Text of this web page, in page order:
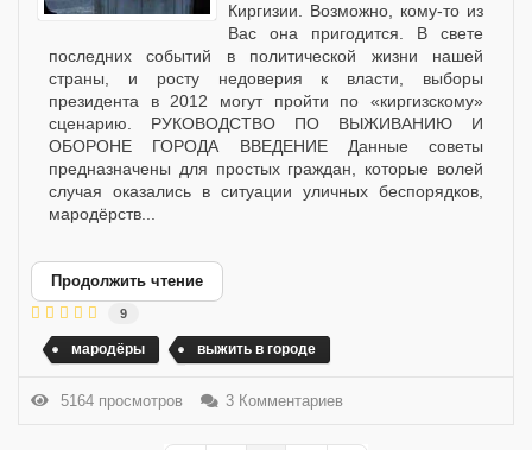
Киргизии. Возможно, кому-то из
Вас она пригодится. В свете
последних событий в политической жизни нашей
страны, и росту недоверия к власти, выборы
президента в 2012 могут пройти по «киргизскому»
сценарию. РУКОВОДСТВО ПО ВЫЖИВАНИЮ И
ОБОРОНЕ ГОРОДА ВВЕДЕНИЕ Данные советы
предназначены для простых граждан, которые волей
случая оказались в ситуации уличных беспорядков,
мародёрств...
Продолжить чтение
9
мародёры выжить в городе
5164 просмотров 3 Комментариев